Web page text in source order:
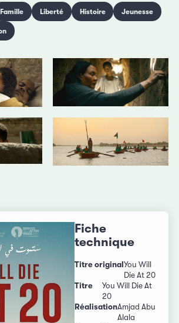
Famille Liberté Histoire Jeunesse
Fiche
technique
Titre original You Will
Die At 20
Titre
You Will Die At
20
RéalisationAmjad Abu
Alala